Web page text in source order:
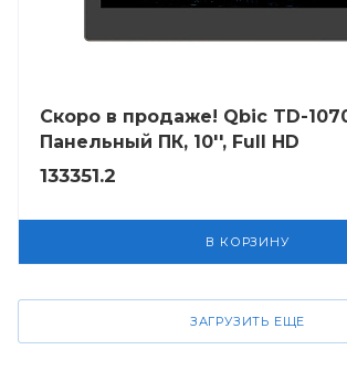
Скоро в продаже! Qbic TD-
Панельный ПК, 10'', Full HD
133351.2
В КОРЗИНУ
ЗАГРУЗИТЬ ЕЩЕ